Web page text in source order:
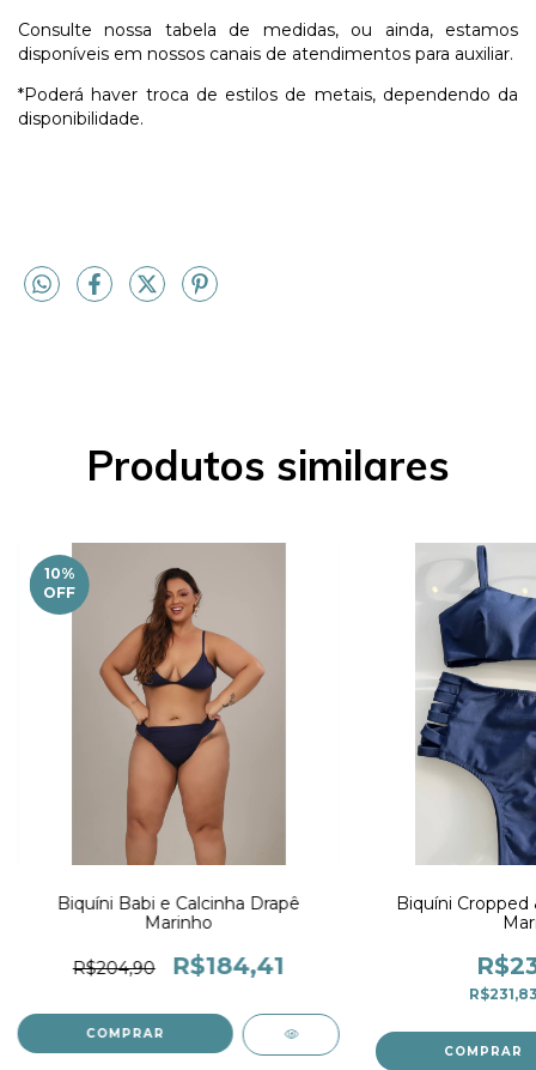
Consulte nossa tabela de medidas, ou ainda, estamos
disponíveis em nossos canais de atendimentos para auxiliar.
*Poderá haver troca de estilos de metais, dependendo da
disponibilidade.
Produtos similares
10%
OFF
Biquíni Babi e Calcinha Drapê
Marinho
R$204,90 R$184,41
COMPRAR
Biquíni
COMPRAR